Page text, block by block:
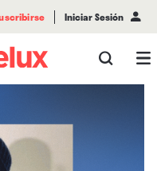
Iniciar Sesión